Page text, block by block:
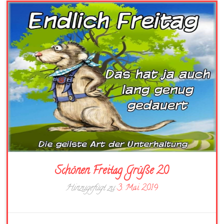
Schönen Freitag Grüße 20
Hinzugefügt zu3. Mai 2019